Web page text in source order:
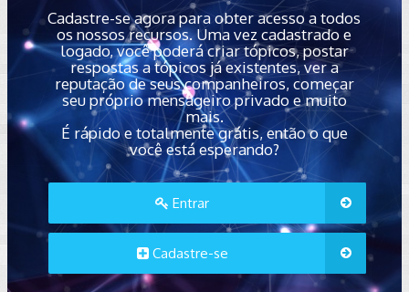
Cadastre-se agora para obter acesso a todos
os nossos recursos. Uma vez cadastrado e
logado, você poderá criar tópicos, postar
respostas a tópicos já existentes, ver a
reputação de seus companheiros, começar
seu próprio mensageiro privado e muito
mais.
É rápido e totalmente grátis, então o que
você está esperando?
Entrar
Cadastre-se